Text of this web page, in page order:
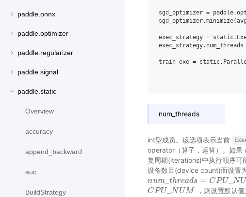
paddle.onnx
paddle.optimizer
paddle.regularizer
paddle.signal
paddle.static
Overview
accuracy
append_backward
auc
BuildStrategy
sgd_optimizer = paddle.
sgd_optimizer.minimize(
exec_strategy = static.
exec_strategy. num_threads
train_exe = static.
num_threads
int型成员。该选项表示当前
operator（算子，运算）。如果
复周期(iterations)中执行顺序可
设备数目(device count)而设置
num threads = CPU_ NU
num_t hreads=C PU NUM∗ 4
CPU_NUM
CPU_N UM ，则设置默认